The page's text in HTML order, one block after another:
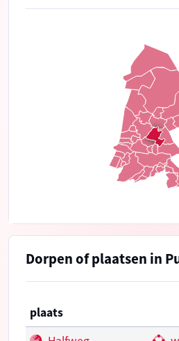
Dorpen of plaatsen in
plaats